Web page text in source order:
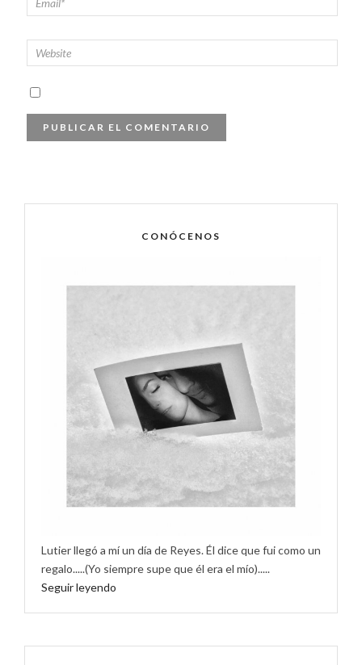
CONÓCENOS
Lutier llegó a mí un día de Reyes. Él dice que fui como un
regalo.....(Yo siempre supe que él era el mío).....
Seguir leyendo